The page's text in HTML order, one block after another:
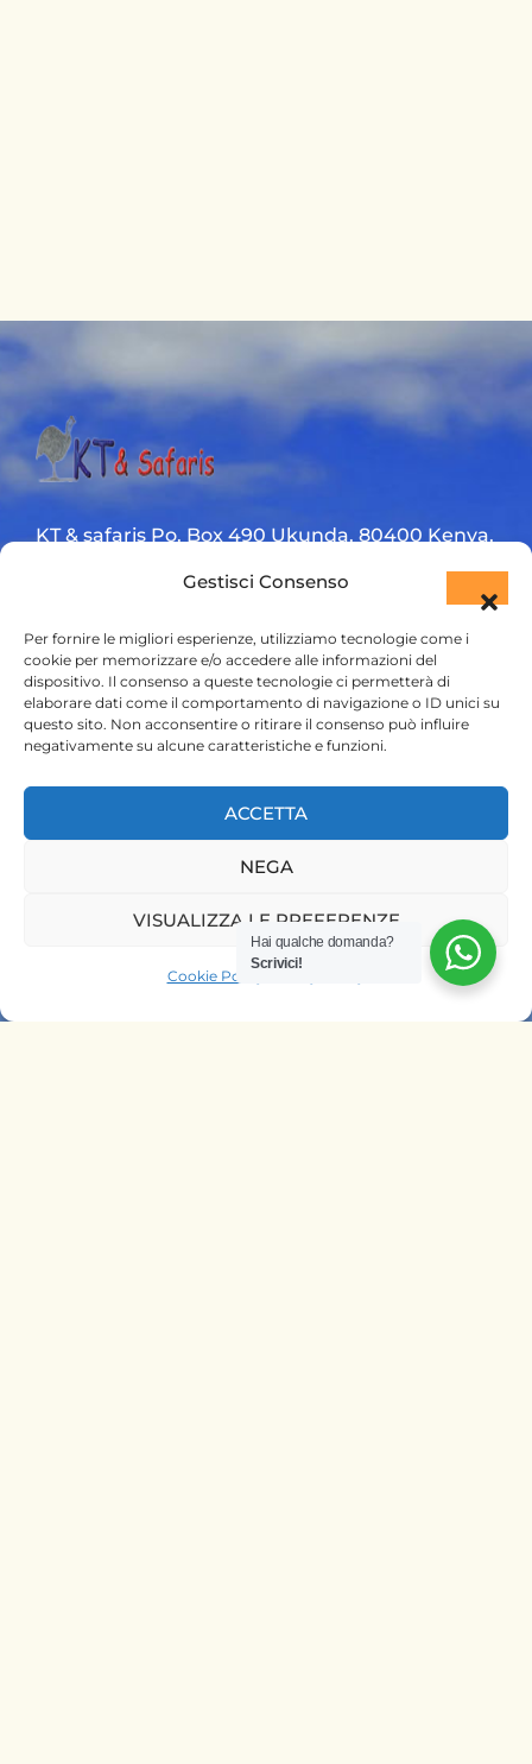
Gestisci Consenso
Per fornire le migliori esperienze, utilizziamo tecnologie come i
cookie per memorizzare e/o accedere alle informazioni del
dispositivo. Il consenso a queste tecnologie ci permetterà di
elaborare dati come il comportamento di navigazione o ID unici su
questo sito. Non acconsentire o ritirare il consenso può influire
negativamente su alcune caratteristiche e funzioni.
ACCETTA
NEGA
VISUALIZZA LE PREFERENZE
Cookie Policy
KT & safaris Po. Box 490 Ukunda. 80400 Kenya.
Diani Beach road
+254 720 831 201
ktsafaris5177@gmail.com
SAFARI TANZANIA
Hai qualche domanda?
Scrivici!